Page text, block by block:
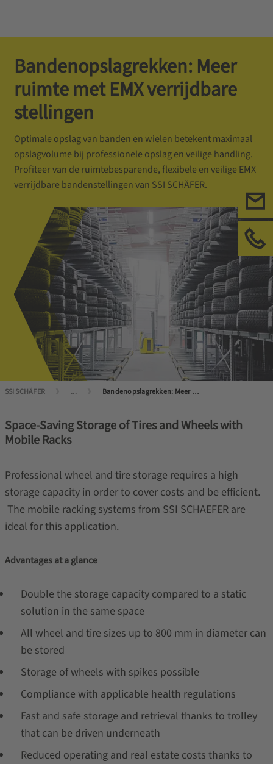
Bandenopslagrekken: Meer
ruimte met EMX verrijdbare
stellingen
Optimale opslag van banden en wielen betekent maximaal
opslagvolume bij professionele opslag en veilige handling.
Profiteer van de ruimtebesparende, flexibele en veilige EMX
verrijdbare bandenstellingen van SSI SCHÄFER.
SSI SCHÄFER ... Bandenopslagrekken: Meer ruimte met EMX verrijdbare stellingen
Space-Saving Storage of Tires and Wheels with
Mobile Racks
Professional wheel and tire storage requires a high
storage capacity in order to cover costs and be efficient.
The mobile racking systems from SSI SCHAEFER are
ideal for this application.
Advantages at a glance
Double the storage capacity compared to a static
solution in the same space
All wheel and tire sizes up to 800 mm in diameter can
be stored
Storage of wheels with spikes possible
Compliance with applicable health regulations
Fast and safe storage and retrieval thanks to trolley
that can be driven underneath
Reduced operating and real estate costs thanks to